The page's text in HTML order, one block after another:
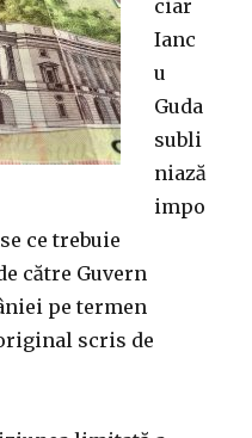
ciar
Ianc
u
Guda
subli
niază
impo
ce trebuie
către Guvern
pe termen
scris de